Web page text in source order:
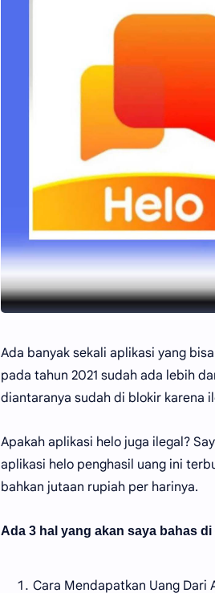
Ada banyak sekali aplikasi yang
pada tahun 2021 sudah ada lebih
diantaranya sudah di blokir karena
Apakah aplikasi helo juga ilegal?
aplikasi helo penghasil uang ini
bahkan jutaan rupiah per harinya.
Ada 3 hal yang akan saya bahas
Cara Mendapatkan Uang Dari